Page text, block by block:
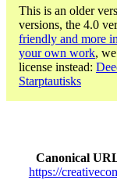
This is an older
versions, the 4.0
friendly and more
your own work,
license instead:
Starptautisks
Canonical
https://